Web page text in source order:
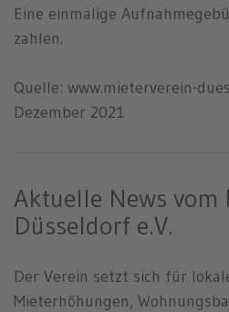
Eine einmalige
zahlen.
Quelle: www.mieterverein-
Dezember 2021
Aktuelle News vom
Düsseldorf e.V.
Der Verein setzt sich für
Mieterhöhungen,